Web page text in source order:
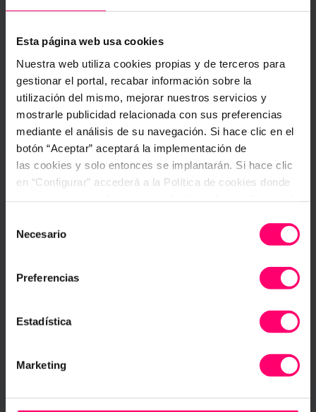
Esta página web usa cookies
Nuestra web utiliza cookies propias y de terceros para
gestionar el portal, recabar información sobre la
utilización del mismo, mejorar nuestros servicios y
mostrarle publicidad relacionada con sus preferencias
mediante el análisis de su navegación. Si hace clic en el
botón “Aceptar” aceptará la implementación de
las cookies y solo entonces se implantarán. Si hace clic
en “Configurar” accederá a la Política de cookies donde
activo hasta que ejecute alguna de estas dos opciones:
Necesario
Preferencias
Estadística
Marketing
2019
Beste digitale project 2019 MIA Award
Geselecteerd als een van de top 6
Startups in GRC doorSAP.io
van Bankia en Empresa & Sociedad in